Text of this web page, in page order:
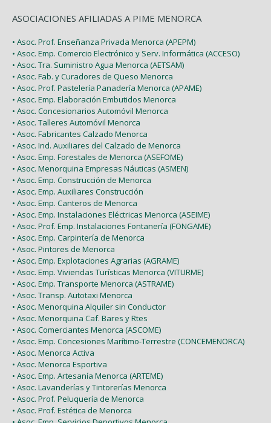
ASOCIACIONES AFILIADAS A PIME MENORCA
• Asoc. Prof. Enseñanza Privada Menorca (APEPM)
• Asoc. Emp. Comercio Electrónico y Serv. Informática (ACCESO)
• Asoc. Tra. Suministro Agua Menorca (AETSAM)
• Asoc. Fab. y Curadores de Queso Menorca
• Asoc. Prof. Pastelería Panadería Menorca (APAME)
• Asoc. Emp. Elaboración Embutidos Menorca
• Asoc. Concesionarios Automóvil Menorca
• Asoc. Talleres Automóvil Menorca
• Asoc. Fabricantes Calzado Menorca
• Asoc. Ind. Auxiliares del Calzado de Menorca
• Asoc. Emp. Forestales de Menorca (ASEFOME)
• Asoc. Menorquina Empresas Náuticas (ASMEN)
• Asoc. Emp. Construcción de Menorca
• Asoc. Emp. Auxiliares Construcción
• Asoc. Emp. Canteros de Menorca
• Asoc. Emp. Instalaciones Eléctricas Menorca (ASEIME)
• Asoc. Prof. Emp. Instalaciones Fontanería (FONGAME)
• Asoc. Emp. Carpintería de Menorca
• Asoc. Pintores de Menorca
• Asoc. Emp. Explotaciones Agrarias (AGRAME)
• Asoc. Emp. Viviendas Turísticas Menorca (VITURME)
• Asoc. Emp. Transporte Menorca (ASTRAME)
• Asoc. Transp. Autotaxi Menorca
• Asoc. Menorquina Alquiler sin Conductor
• Asoc. Menorquina Caf. Bares y Rtes
• Asoc. Comerciantes Menorca (ASCOME)
• Asoc. Emp. Concesiones Marítimo-Terrestre (CONCEMENORCA)
• Asoc. Menorca Activa
• Asoc. Menorca Esportiva
• Asoc. Emp. Artesanía Menorca (ARTEME)
• Asoc. Lavanderías y Tintorerías Menorca
• Asoc. Prof. Peluquería de Menorca
• Asoc. Prof. Estética de Menorca